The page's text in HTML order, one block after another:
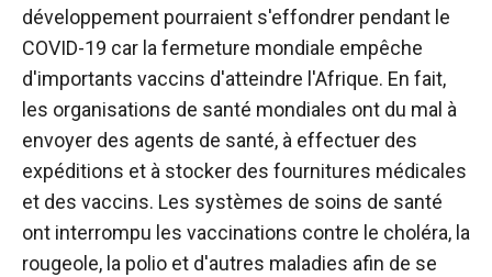
développement pourraient s'effondrer pendant le
COVID-19 car la fermeture mondiale empêche
d'importants vaccins d'atteindre l'Afrique. En fait,
les organisations de santé mondiales ont du mal à
envoyer des agents de santé, à effectuer des
expéditions et à stocker des fournitures médicales
et des vaccins. Les systèmes de soins de santé
ont interrompu les vaccinations contre le choléra, la
rougeole, la polio et d'autres maladies afin de se